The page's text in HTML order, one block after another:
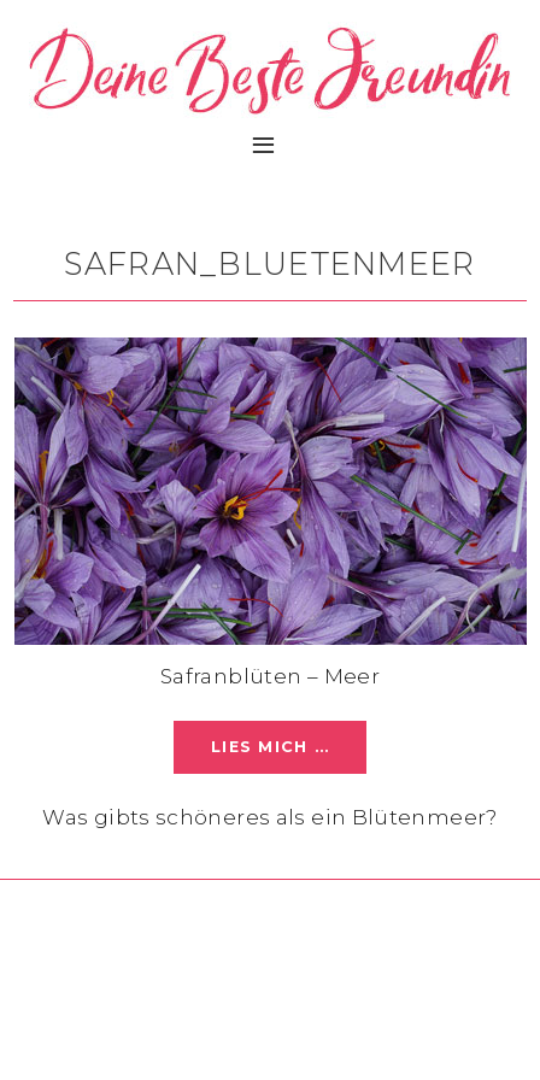
SAFRAN_BLUETENMEER
Safranblüten – Meer
LIES MICH …
Was gibts schöneres als ein Blütenmeer?